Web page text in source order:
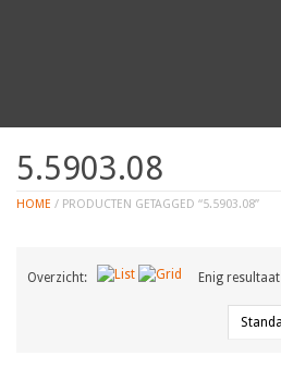
5.5903.08
HOME / PRODUCTEN GETAGGED “5.5903.08”
Overzicht: Enig resultaat